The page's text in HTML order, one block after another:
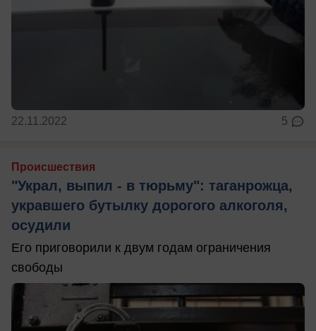
22.11.2022 5
Происшествия
"Украл, выпил - в тюрьму": таганрожца,
укравшего бутылку дорогого алкоголя,
осудили
Его приговорили к двум годам ограничения
свободы